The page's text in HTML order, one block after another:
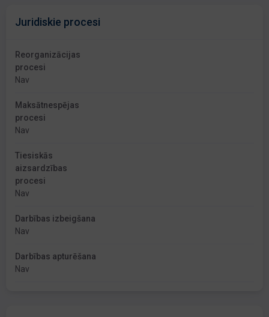
Juridiskie procesi
Reorganizācijas
procesi
Nav
Maksātnespējas
procesi
Nav
Tiesiskās
aizsardzības
procesi
Nav
Darbības izbeigšana
Nav
Darbības apturēšana
Nav